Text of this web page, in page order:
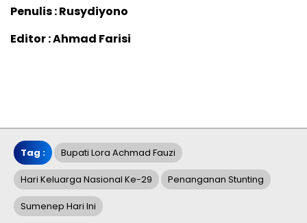
Penulis : Rusydiyono
Editor : Ahmad Farisi
Tag : Bupati Lora Achmad Fauzi
Hari Keluarga Nasional Ke-29 Penanganan Stunting
Sumenep Hari Ini